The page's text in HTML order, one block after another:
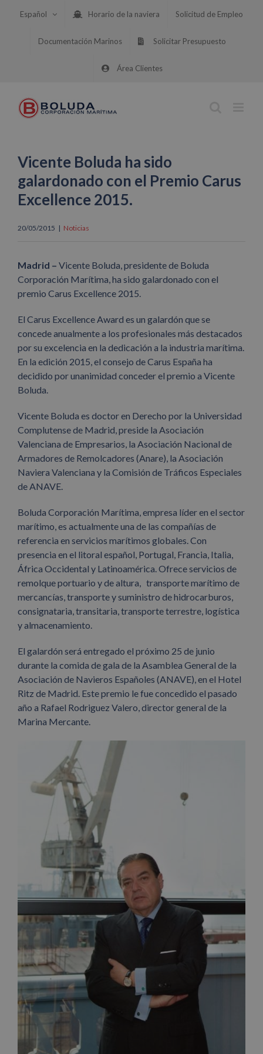
Español Horario de la naviera Solicitud de Empleo
Documentación Marinos Solicitar Presupuesto
Área Clientes
Vicente Boluda ha sido
galardonado con el Premio Carus
Excellence 2015.
20/05/2015 | Noticias
Madrid – Vicente Boluda, presidente de Boluda
Corporación Marítima, ha sido galardonado con el
premio Carus Excellence 2015.
El Carus Excellence Award es un galardón que se
concede anualmente a los profesionales más destacados
por su excelencia en la dedicación a la industria marítima.
En la edición 2015, el consejo de Carus España ha
decidido por unanimidad conceder el premio a Vicente
Boluda.
Vicente Boluda es doctor en Derecho por la Universidad
Complutense de Madrid, preside la Asociación
Valenciana de Empresarios, la Asociación Nacional de
Armadores de Remolcadores (Anare), la Asociación
Naviera Valenciana y la Comisión de Tráficos Especiales
de ANAVE.
Boluda Corporación Marítima, empresa líder en el sector
marítimo, es actualmente una de las compañías de
referencia en servicios marítimos globales. Con
presencia en el litoral español, Portugal, Francia, Italia,
África Occidental y Latinoamérica. Ofrece servicios de
remolque portuario y de altura, transporte marítimo de
mercancías, transporte y suministro de hidrocarburos,
consignataria, transitaria, transporte terrestre, logística
y almacenamiento.
El galardón será entregado el próximo 25 de junio
durante la comida de gala de la Asamblea General de la
Asociación de Navieros Españoles (ANAVE), en el Hotel
Ritz de Madrid. Este premio le fue concedido el pasado
año a Rafael Rodriguez Valero, director general de la
Marina Mercante.